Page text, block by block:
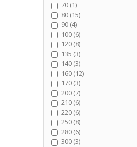
70 (1)
80 (15)
90 (4)
100 (6)
120 (8)
135 (3)
140 (3)
160 (12)
170 (3)
200 (7)
210 (6)
220 (6)
250 (8)
280 (6)
300 (3)